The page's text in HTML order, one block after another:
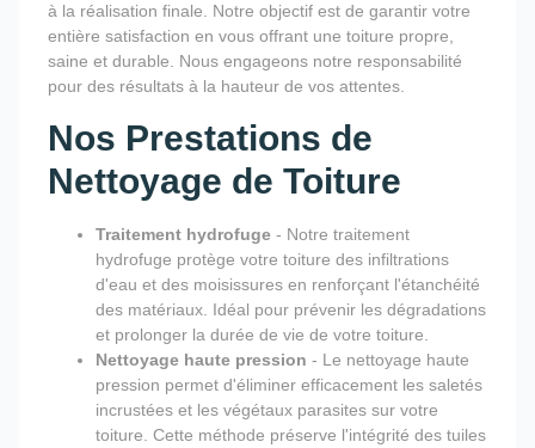
à la réalisation finale. Notre objectif est de garantir votre
entière satisfaction en vous offrant une toiture propre,
saine et durable. Nous engageons notre responsabilité
pour des résultats à la hauteur de vos attentes.
Nos Prestations de
Nettoyage de Toiture
Traitement hydrofuge - Notre traitement
hydrofuge protège votre toiture des infiltrations
d'eau et des moisissures en renforçant l'étanchéité
des matériaux. Idéal pour prévenir les dégradations
et prolonger la durée de vie de votre toiture.
Nettoyage haute pression - Le nettoyage haute
pression permet d'éliminer efficacement les saletés
incrustées et les végétaux parasites sur votre
toiture. Cette méthode préserve l'intégrité des tuiles